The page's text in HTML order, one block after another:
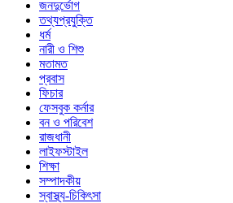
জনদুর্ভোগ
তথ্যপ্রযুক্তি
ধর্ম
নারী ও শিশু
মতামত
প্রবাস
ফিচার
ফেসবুক কর্নার
বন ও পরিবেশ
রাজধানী
লাইফস্টাইল
শিক্ষা
সম্পাদকীয়
স্বাস্থ্য-চিকিৎসা